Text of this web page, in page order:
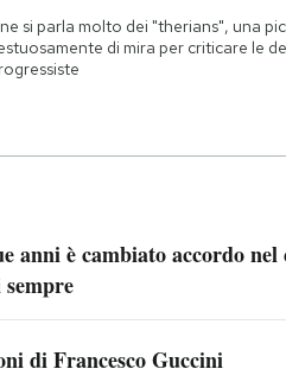
si parla molto dei "therians", una
di mira per criticare le
anni è cambiato accordo
di Francesco Guccini